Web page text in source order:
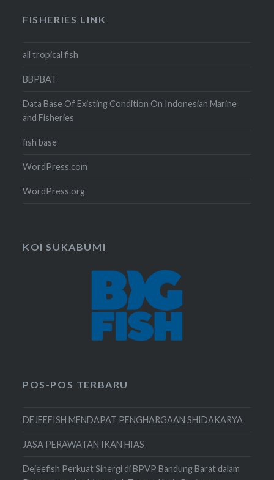
FISHERIES LINK
all tropical fish
BBPBAT
Data Base Of Existing Condition On Indonesian Marine
and Fisheries
fish base
WordPress.com
WordPress.org
KOI SUKABUMI
POS-POS TERBARU
DEJEEFISH MENDAPAT PENGHARGAAN SHIDAKARYA
JASA PERAWATAN IKAN HIAS
Dejeefish Perkuat Sinergi di BPVP Bandung Barat dalam